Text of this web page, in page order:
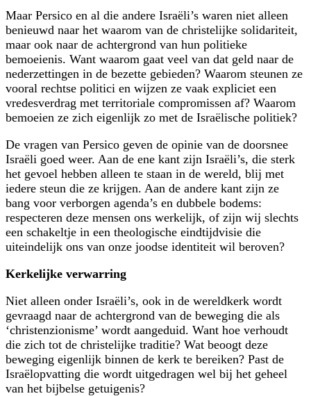
Maar Persico en al die andere Israëli’s waren niet alleen
benieuwd naar het waarom van de christelijke solidariteit,
maar ook naar de achtergrond van hun politieke
bemoeienis. Want waarom gaat veel van dat geld naar de
nederzettingen in de bezette gebieden? Waarom steunen ze
vooral rechtse politici en wijzen ze vaak expliciet een
vredesverdrag met territoriale compromissen af? Waarom
bemoeien ze zich eigenlijk zo met de Israëlische politiek?
De vragen van Persico geven de opinie van de doorsnee
Israëli goed weer. Aan de ene kant zijn Israëli’s, die sterk
het gevoel hebben alleen te staan in de wereld, blij met
iedere steun die ze krijgen. Aan de andere kant zijn ze
bang voor verborgen agenda’s en dubbele bodems:
respecteren deze mensen ons werkelijk, of zijn wij slechts
een schakeltje in een theologische eindtijdvisie die
uiteindelijk ons van onze joodse identiteit wil beroven?
Kerkelijke verwarring
Niet alleen onder Israëli’s, ook in de wereldkerk wordt
gevraagd naar de achter­grond van de beweging die als
‘christenzionisme’ wordt aangeduid. Want hoe verhoudt
die zich tot de christelijke traditie? Wat beoogt deze
beweging eigenlijk binnen de kerk te bereiken? Past de
Israëlopvatting die wordt uit­gedragen wel bij het geheel
van het bijbelse getuigenis?